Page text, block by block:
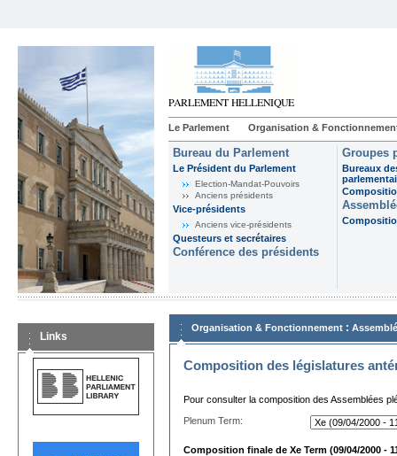
Le Parlement Organisation &
Bureau du Parlement
Le Président du Parlement
Election-Mandat-Pouvoirs
Anciens présidents
Vice-présidents
Anciens vice-présidents
Questeurs et secrétaires
Conférence des présidents
Groupes
Bureaux
Links
Organisation & Fonctionnement :
Composition des législatures
Pour consulter la composition des Assemblées
Plenum Term:
Composition finale de Xe Term (09/04/2000 -